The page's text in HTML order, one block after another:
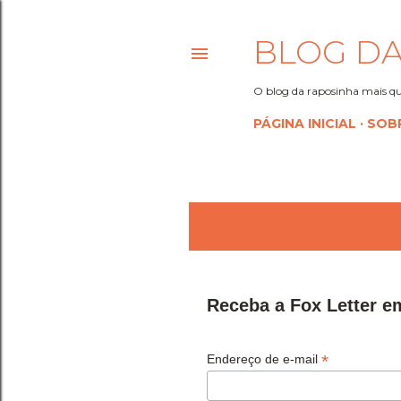
BLOG
O blog da raposinha mais
PÁGINA INICIAL
Receba a Fox Letter
Endereço de e-mail *